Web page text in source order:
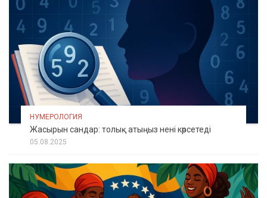
НУМЕРОЛОГИЯ
Жасырын сандар: толық атыңыз нені көрсетеді
05.08.2025